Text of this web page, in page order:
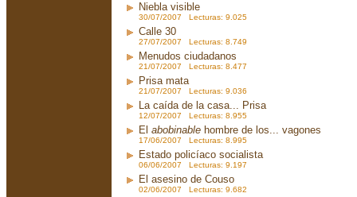
Niebla visible
30/07/2007 Lecturas: 9.025
Calle 30
27/07/2007 Lecturas: 8.749
Menudos ciudadanos
21/07/2007 Lecturas: 8.477
Prisa mata
21/07/2007 Lecturas: 9.036
La caída de la casa... Prisa
12/07/2007 Lecturas: 8.955
El abobinable hombre de los... vagones
17/06/2007 Lecturas: 8.995
Estado policíaco socialista
06/06/2007 Lecturas: 9.197
El asesino de Couso
02/06/2007 Lecturas: 9.682